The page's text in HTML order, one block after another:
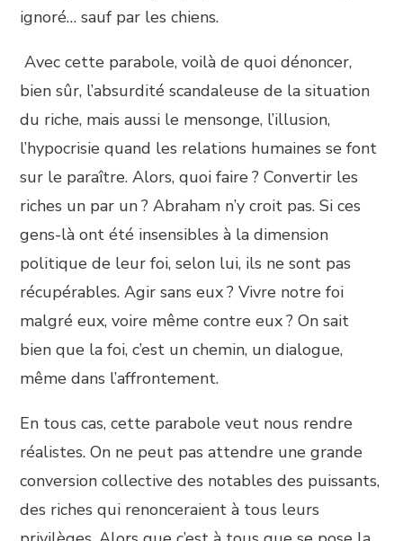
ignoré… sauf par les chiens.
Avec cette parabole, voilà de quoi dénoncer,
bien sûr, l’absurdité scandaleuse de la situation
du riche, mais aussi le mensonge, l’illusion,
l’hypocrisie quand les relations humaines se font
sur le paraître. Alors, quoi faire ? Convertir les
riches un par un ? Abraham n’y croit pas. Si ces
gens-là ont été insensibles à la dimension
politique de leur foi, selon lui, ils ne sont pas
récupérables. Agir sans eux ? Vivre notre foi
malgré eux, voire même contre eux ? On sait
bien que la foi, c’est un chemin, un dialogue,
même dans l’affrontement.
En tous cas, cette parabole veut nous rendre
réalistes. On ne peut pas attendre une grande
conversion collective des notables des puissants,
des riches qui renonceraient à tous leurs